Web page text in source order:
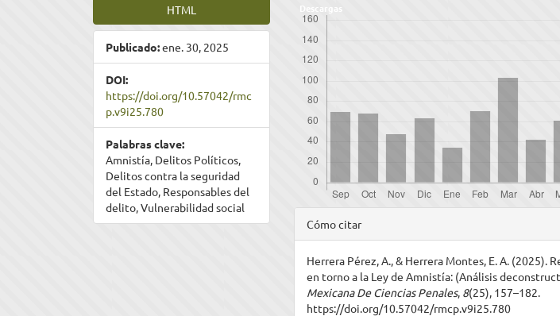
HTML
Publicado:ene. 30, 2025
DOI:
https://doi.org/10.57042/rmc
p.v9i25.780
Palabras clave:
Amnistía, Delitos Políticos,
Delitos contra la seguridad
del Estado, Responsables del
delito, Vulnerabilidad social
Descargas
Detalles
del
artículo
Cómo citar
Herrera Pérez, A., & Herrera Montes, E. A. (2025).
en torno a la Ley de Amnistía: (Análisis
Mexicana De Ciencias Penales, 8(25), 157–182.
https://doi.org/10.57042/rmcp.v9i25.780